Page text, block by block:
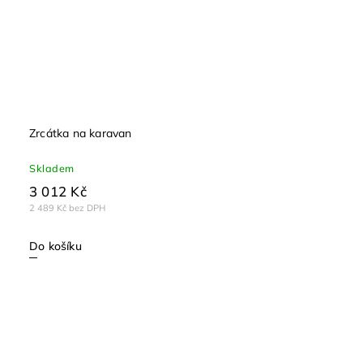
Zrcátka na karavan
Skladem
2 489 Kč bez DPH
3 012 Kč
Do košíku